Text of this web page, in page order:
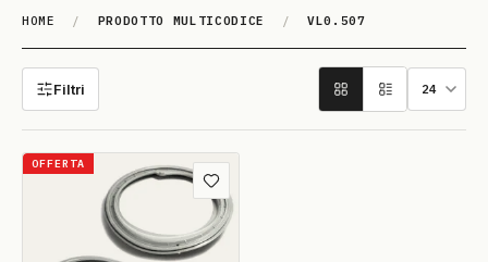
HOME / PRODOTTO MULTICODICE / VL0.507
VL0.507
Filtri
OFFERTA
Aggiungi ai preferiti